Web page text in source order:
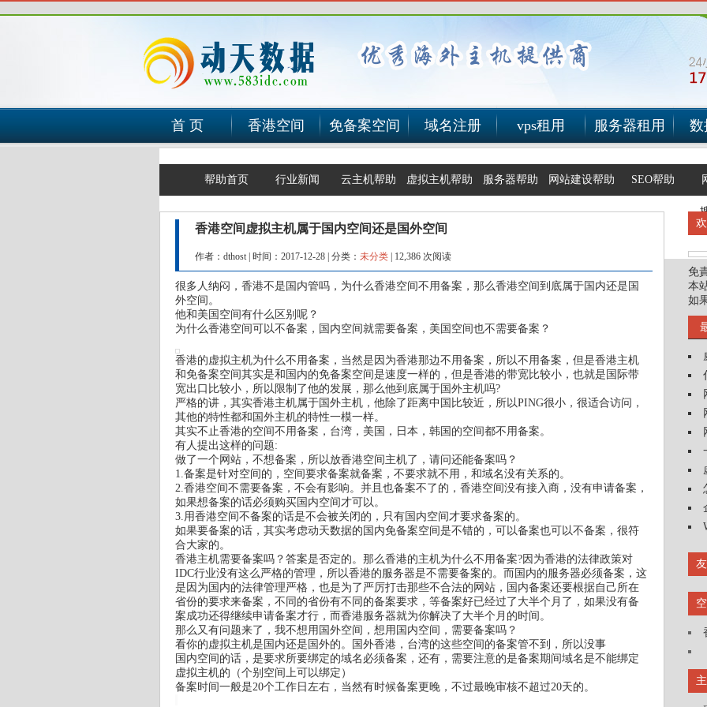
首 页 香港空间 免备案空间 域名注册 vps租用 服务器租用 数
帮助首页 行业新闻 云主机帮助 虚拟主机帮助 服务器帮助 网站建设帮助 SEO帮助
香港空间虚拟主机属于国内空间还是国外空间
作者：dthost 时间：2017-12-28 分类： 未分类 12,386 次阅读
很多人纳闷，香港不是国内管吗，为什么香港空间不用备案，那么香港空间到底属于国内还是国
外空间。
他和美国空间有什么区别呢？
为什么香港空间可以不备案，国内空间就需要备案，美国空间也不需要备案？
香港的虚拟主机为什么不用备案，当然是因为香港那边不用备案，所以不用备案，但是香港主机
和免备案空间其实是和国内的免备案空间是速度一样的，但是香港的带宽比较小，也就是国际带
宽出口比较小，所以限制了他的发展，那么他到底属于国外主机吗?
严格的讲，其实香港主机属于国外主机，他除了距离中国比较近，所以PING很小，很适合访问，
其他的特性都和国外主机的特性一模一样。
其实不止香港的空间不用备案，台湾，美国，日本，韩国的空间都不用备案。
有人提出这样的问题:
做了一个网站，不想备案，所以放香港空间主机了，请问还能备案吗？
1.备案是针对空间的，空间要求备案就备案，不要求就不用，和域名没有关系的。
2.香港空间不需要备案，不会有影响。并且也备案不了的，香港空间没有接入商，没有申请备案，
如果想备案的话必须购买国内空间才可以。
3.用香港空间不备案的话是不会被关闭的，只有国内空间才要求备案的。
如果要备案的话，其实考虑动天数据的国内免备案空间是不错的，可以备案也可以不备案，很符
合大家的。
香港主机需要备案吗？答案是否定的。那么香港的主机为什么不用备案?因为香港的法律政策对
IDC行业没有这么严格的管理，所以香港的服务器是不需要备案的。而国内的服务器必须备案，这
是因为国内的法律管理严格，也是为了严厉打击那些不合法的网站，国内备案还要根据自己所在
省份的要求来备案，不同的省份有不同的备案要求，等备案好已经过了大半个月了，如果没有备
案成功还得继续申请备案才行，而香港服务器就为你解决了大半个月的时间。
那么又有问题来了，我不想用国外空间，想用国内空间，需要备案吗？
看你的虚拟主机是国内还是国外的。国外香港，台湾的这些空间的备案管不到，所以没事
国内空间的话，是要求所要绑定的域名必须备案，还有，需要注意的是备案期间域名是不能绑定
虚拟主机的（个别空间上可以绑定）
备案时间一般是20个工作日左右，当然有时候备案更晚，不过最晚审核不超过20天的。
免
本
如